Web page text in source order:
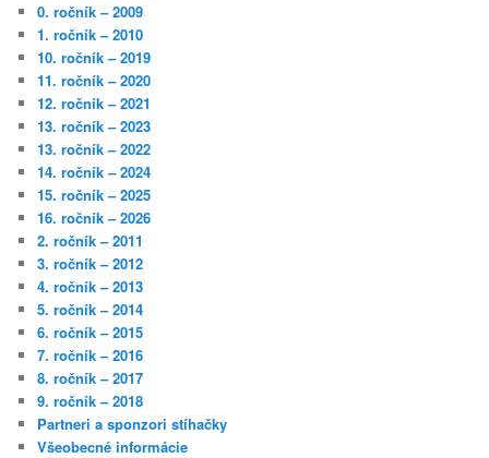
0. ročník – 2009
1. ročník – 2010
10. ročník – 2019
11. ročník – 2020
12. ročník – 2021
13. ročník – 2023
13. ročník – 2022
14. ročník – 2024
15. ročník – 2025
16. ročník – 2026
2. ročník – 2011
3. ročník – 2012
4. ročník – 2013
5. ročník – 2014
6. ročník – 2015
7. ročník – 2016
8. ročník – 2017
9. ročník – 2018
Partneri a sponzori stíhačky
Všeobecné informácie